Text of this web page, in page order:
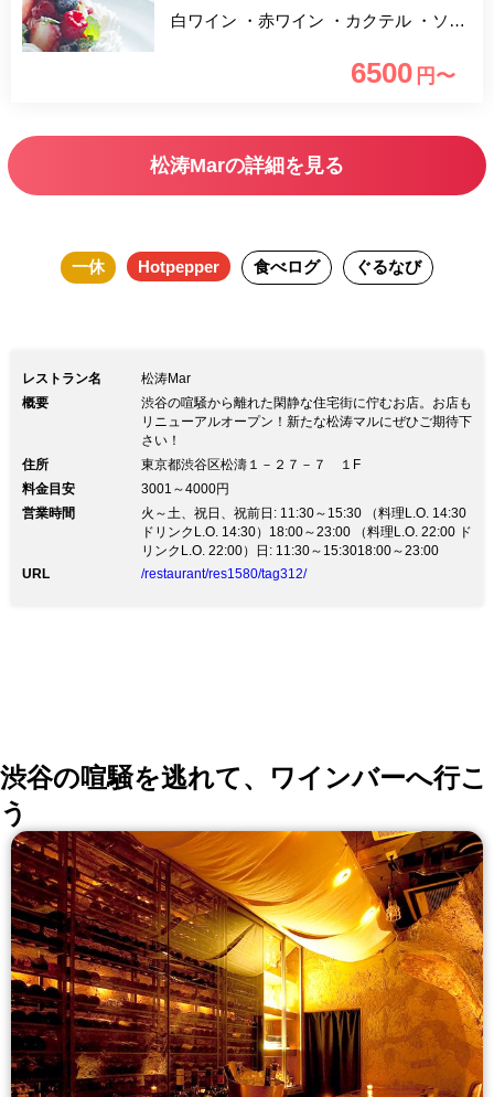
白ワイン ・赤ワイン ・カクテル ・ソフ
バーサリー用の豪華プラン。メッセージ
が楽しめる豪華Wメインのメニュー内容
Mar」。 旬をおさえた鮮度抜群の野菜
6500 円〜
松涛Marの詳細を見る
一休 Hotpepper 食べログ ぐるなび
レストラン名
松涛Mar
概要
渋谷の喧騒から離れた閑静な住宅街に佇むお店。お店も
リニューアルオープン！新たな松涛マルにぜひご期待下
さい！
住所
東京都渋谷区松濤１－２７－７ １F
料金目安
3001～4000円
営業時間
火～土、祝日、祝前日: 11:30～15:30 （料理L.O. 14:30
ドリンクL.O. 14:30）18:00～23:00 （料理L.O. 22:00 ド
リンクL.O. 22:00）日: 11:30～15:3018:00～23:00
URL
/restaurant/res1580/tag312/
渋谷の喧騒を逃れて、ワインバーへ行こ
う